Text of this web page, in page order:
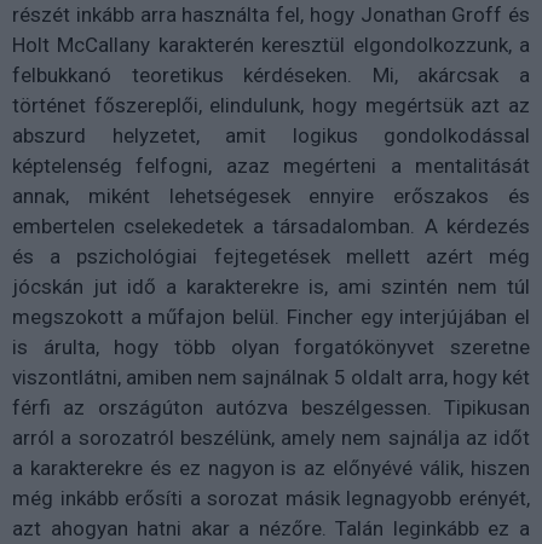
részét inkább arra használta fel, hogy Jonathan Groff és
Holt McCallany karakterén keresztül elgondolkozzunk, a
felbukkanó teoretikus kérdéseken. Mi, akárcsak a
történet főszereplői, elindulunk, hogy megértsük azt az
abszurd helyzetet, amit logikus gondolkodással
képtelenség felfogni, azaz megérteni a mentalitását
annak, miként lehetségesek ennyire erőszakos és
embertelen cselekedetek a társadalomban. A kérdezés
és a pszichológiai fejtegetések mellett azért még
jócskán jut idő a karakterekre is, ami szintén nem túl
megszokott a műfajon belül. Fincher egy interjújában el
is árulta, hogy több olyan forgatókönyvet szeretne
viszontlátni, amiben nem sajnálnak 5 oldalt arra, hogy két
férfi az országúton autózva beszélgessen. Tipikusan
arról a sorozatról beszélünk, amely nem sajnálja az időt
a karakterekre és ez nagyon is az előnyévé válik, hiszen
még inkább erősíti a sorozat másik legnagyobb erényét,
azt ahogyan hatni akar a nézőre. Talán leginkább ez a